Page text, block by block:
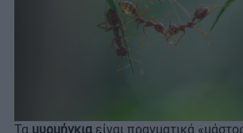
Τα μυρμήγκια είναι πραγματικά